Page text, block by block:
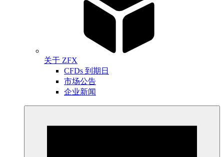
关于 ZFX
CFDs 到期日
市场公告
企业新闻